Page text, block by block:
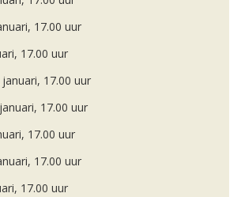
17.00 uur
17.00 uur
17.00 uur
17.00 uur
17.00 uur
17.00 uur
17.00 uur